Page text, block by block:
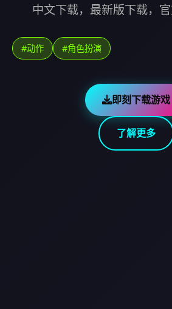
中文下载，最新版下载，
#动作 #角色扮演
即刻下载游戏
了解更多